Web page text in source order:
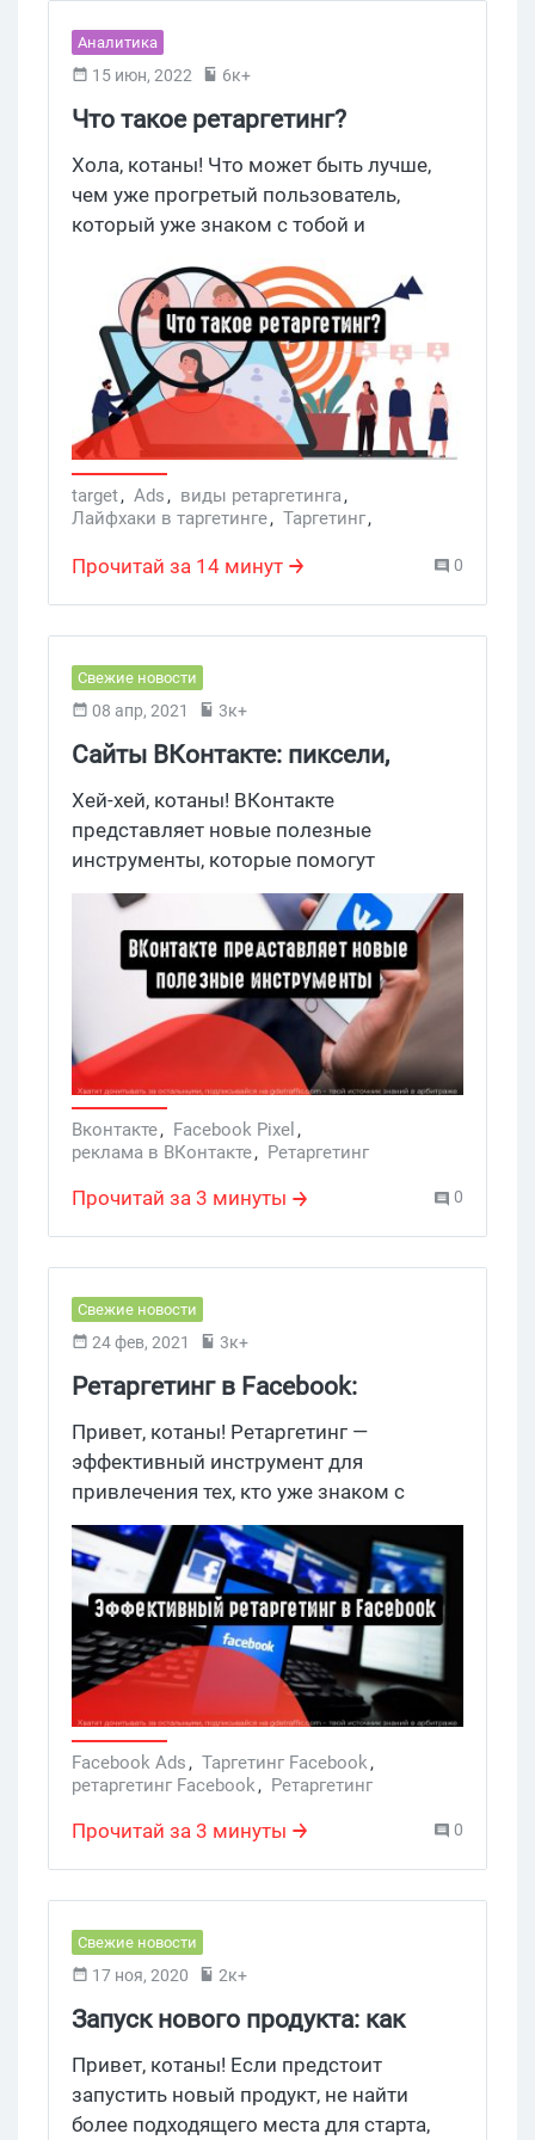
Аналитика
15 июн, 2022 6к+
Что такое ретаргетинг?
Хола, котаны! Что может быть лучше,
чем уже прогретый пользователь,
который уже знаком с тобой и
На помощь приходит ретаргетинг,
который поможет вернуть тех, кто уже
побывал на твоем сайте, но так и не
совершил покупку. Усаживайся удобнее,
а мы расскажем тебе, как бы не
потерять потенциального клиента. Об
этом подробнее в сегодняшней статье.
Поехали!
target, Ads, виды ретаргетинга,
Лайфхаки в таргетинге, Таргетинг,
Прочитай за 14 минут 0
Свежие новости
08 апр, 2021 3к+
Сайты ВКонтакте: пиксели,
видео и прочие полезные
инструменты
Хей-хей, котаны! ВКонтакте
представляет новые полезные
инструменты, которые помогут
привлечь внимание к сайтам из
сообществ. Создать привлекающее
внимание видео или подключить
пиксель для отслеживания покупателей
— это и многое еще можно сделать с
помощью новых инструментов
ВКонтакте.
Вконтакте, Facebook Pixel ,
реклама в ВКонтакте, Ретаргетинг
Прочитай за 3 минуты 0
Свежие новости
24 фев, 2021 3к+
Ретаргетинг в Facebook:
стратегии, которые вы можете
упускать из виду
Привет, котаны! Ретаргетинг —
эффективный инструмент для
привлечения тех, кто уже знаком с
брендом и слышал о вашей компании.
Сами пользователи гораздо охотнее
взаимодействуют с теми, кого уже
знают. Эти стратегии помогут усилить
ретаргетинг в Facebook.
Facebook Ads, Таргетинг Facebook,
ретаргетинг Facebook, Ретаргетинг
Прочитай за 3 минуты 0
Свежие новости
17 ноя, 2020 2к+
Запуск нового продукта: как
Facebook помогает продавать
Привет, котаны! Если предстоит
запустить новый продукт, не найти
более подходящего места для старта,